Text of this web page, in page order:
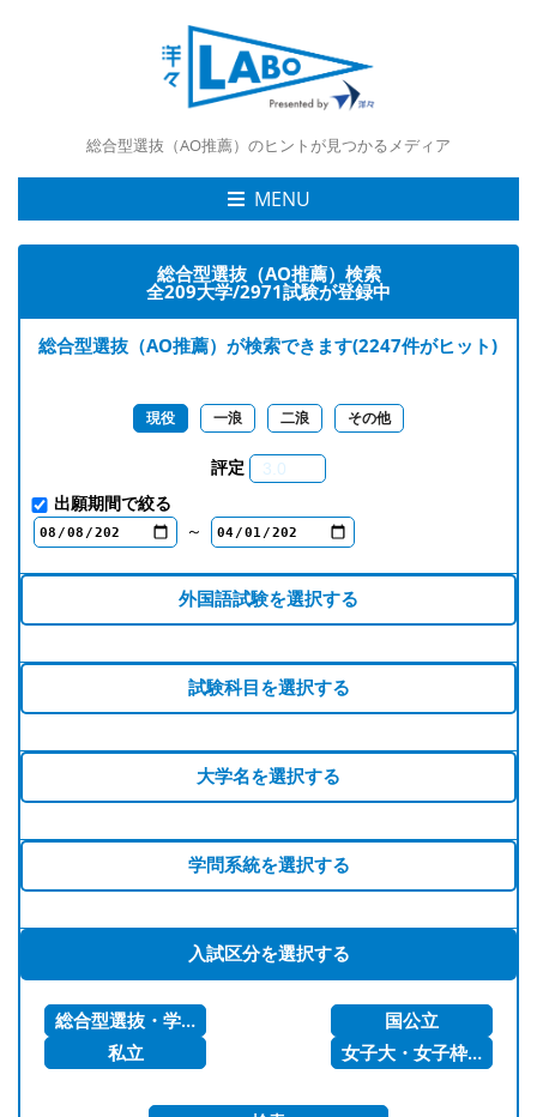
総合型選抜（AO推薦）のヒントが見つかるメディア
MENU
総合型選抜（AO推薦）検索
全209大学/2971試験が登録中
総合型選抜（AO推薦）が検索できます(2247件がヒット)
現役 一浪 二浪 その他
評定
出願期間で絞る
～
外国語試験を選択する
試験科目を選択する
大学名を選択する
学問系統を選択する
入試区分を選択する
総合型選抜・学校推薦型選抜
国公立
私立
女子大・女子枠含む